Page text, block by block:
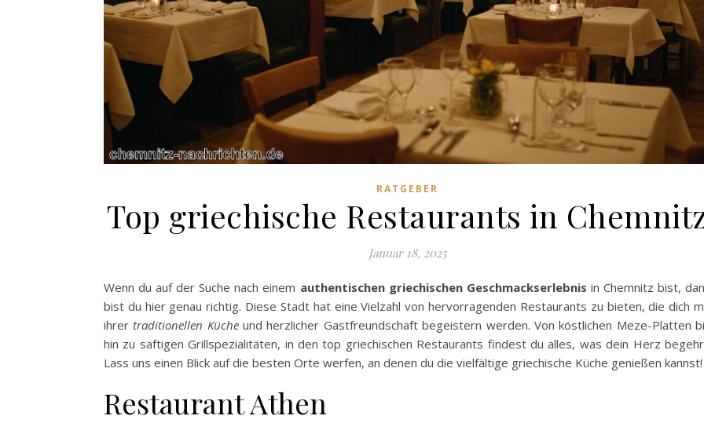
RATGEBER
Top griechische Restaurants in
Januar 18, 2025
Wenn du auf der Suche nach einem authentischen griechischen Geschmackserlebnis in Chemnitz bist,
bist du hier genau richtig. Diese Stadt hat eine Vielzahl von hervorragenden Restaurants zu bieten, die dich
ihrertraditionellen Kücheund herzlicher Gastfreundschaft begeistern werden. Von köstlichen Meze-Platten
hin zu saftigen Grillspezialitäten, in den top griechischen Restaurants findest du alles, was dein Herz
Lass uns einen Blick auf die besten Orte werfen, an denen du die vielfältige griechische Küche genießen kannst!
Restaurant Athen